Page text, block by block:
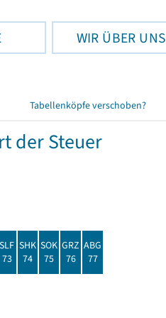
WIR ÜBER UNS
Tabellenköpfe verschoben?
der Steuer
SLF
73
SHK
74
SOK
75
GRZ
76
ABG
77